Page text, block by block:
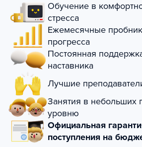
Обучение в
стресса
Ежемесячные
прогресса
Постоянная
наставника
Лучшие
Занятия в небольших
уровню
Официальная
поступления на